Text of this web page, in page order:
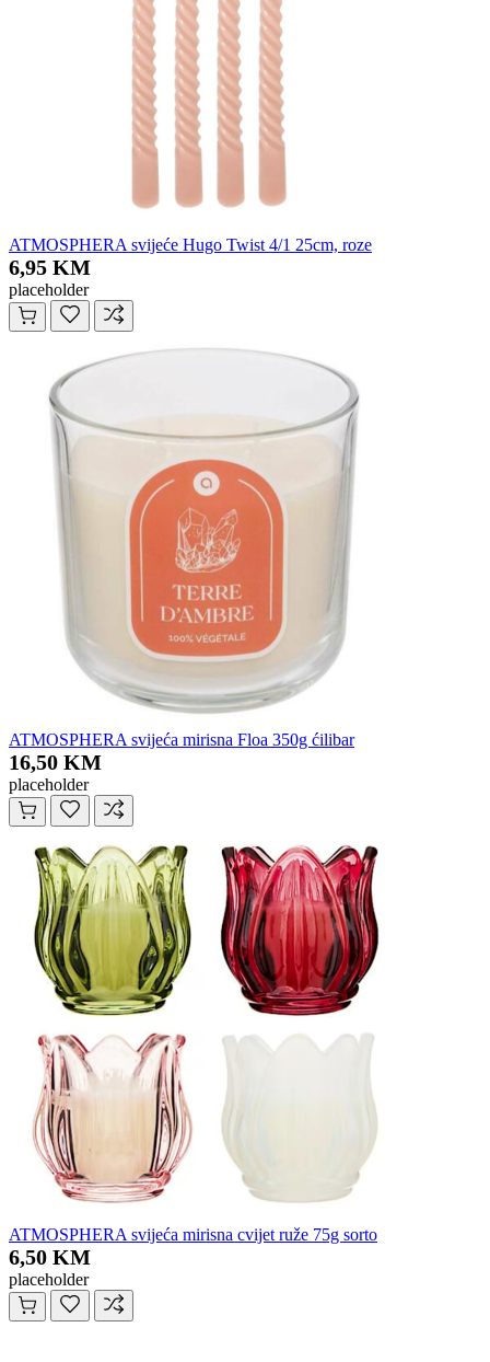
ATMOSPHERA svijeće Hugo Twist 4/1 25cm, roze
6,95 KM
placeholder
ATMOSPHERA svijeća mirisna Floa 350g ćilibar
16,50 KM
placeholder
ATMOSPHERA svijeća mirisna cvijet ruže 75g sorto
6,50 KM
placeholder